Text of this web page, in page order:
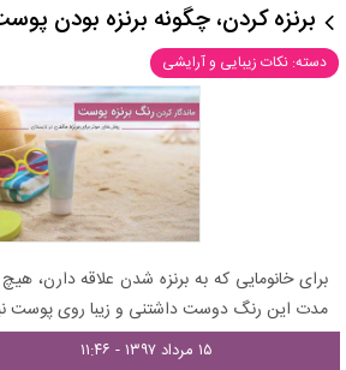
برنزه کردن، چگونه برنزه بودن
دسته: نکات زیبایی و آرایشی
برای خانومایی که به برنزه شدن علاقه دارن،
مدت این رنگ دوست داشتنی و زیبا روی پوست
۱۵ مرداد ۱۳۹۷ - ۱۱:۴۶